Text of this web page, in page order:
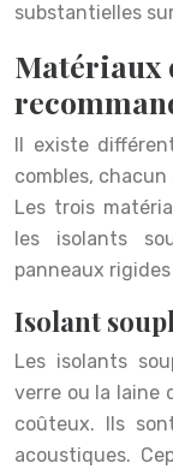
substantielles
Matériaux
Il existe
combles,
Les trois
les isolants
panneaux
Isolant
Les isolants
verre ou la laine
coûteux. Ils
acoustiques.